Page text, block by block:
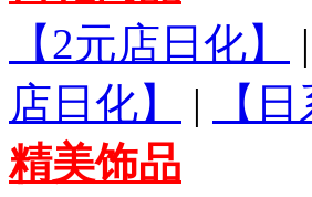
【2元店日化】
|
店日化】
|
【
精美饰品